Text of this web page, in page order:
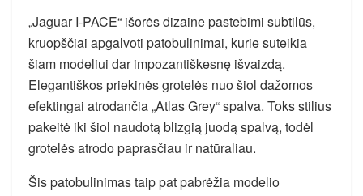
„Jaguar I-PACE“ išorės dizaine pastebimi subtilūs,
kruopščiai apgalvoti patobulinimai, kurie suteikia
šiam modeliui dar impozantiškesnę išvaizdą.
Elegantiškos priekinės grotelės nuo šiol dažomos
efektingai atrodančia „Atlas Grey“ spalva. Toks stilius
pakeitė iki šiol naudotą blizgią juodą spalvą, todėl
grotelės atrodo paprasčiau ir natūraliau.
Šis patobulinimas taip pat pabrėžia modelio